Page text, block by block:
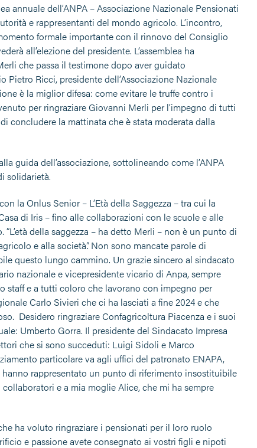
annuale dell’ANPA – Associazione Nazionale Pensionati
e rappresentanti del mondo agricolo. L’incontro,
formale importante con il rinnovo del Consiglio
all’elezione del presidente. L’assemblea ha
che passa il testimone dopo aver guidato
Pietro Ricci, presidente dell’Associazione Nazionale
è la miglior difesa: come evitare le truffe contro i
per ringraziare Giovanni Merli per l’impegno di tutti
concludere la mattinata che è stata moderata dalla
guida dell’associazione, sottolineando come l’ANPA
solidarietà.
la Onlus Senior – L’Età della Saggezza – tra cui la
di Iris – fino alle collaborazioni con le scuole e alle
della saggezza – ha detto Merli – non è un punto di
e alla società”. Non sono mancate parole di
questo lungo cammino. Un grazie sincero al sindacato
nazionale e vicepresidente vicario di Anpa, sempre
staff e a tutti coloro che lavorano con impegno per
Carlo Sivieri che ci ha lasciati a fine 2024 e che
Desidero ringraziare Confagricoltura Piacenza e i suoi
Umberto Gorra. Il presidente del Sindacato Impresa
che si sono succeduti: Luigi Sidoli e Marco
particolare va agli uffici del patronato ENAPA,
rappresentato un punto di riferimento insostituibile
e a mia moglie Alice, che mi ha sempre
ha voluto ringraziare i pensionati per il loro ruolo
e passione avete consegnato ai vostri figli e nipoti